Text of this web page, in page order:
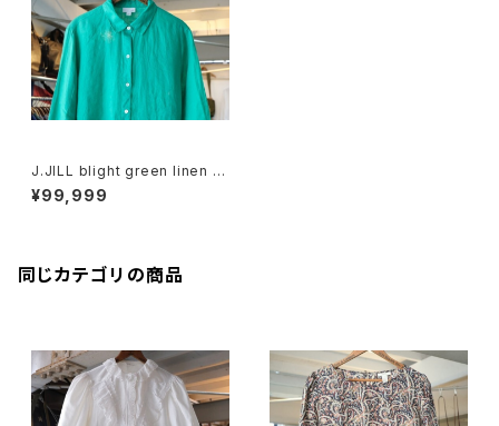
J.JILL blight green linen S
hirt
¥99,999
同じカテゴリの商品